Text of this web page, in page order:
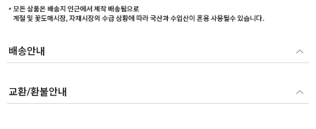
배송안내
교환/환불안내